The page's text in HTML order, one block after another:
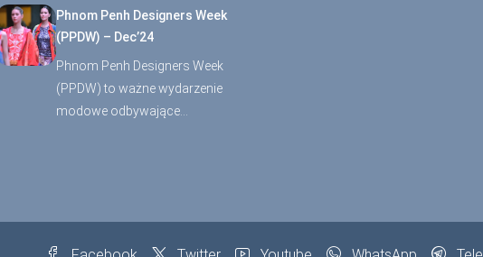
Phnom Penh Designers Week
(PPDW) – Dec’24
Phnom Penh Designers Week
(PPDW) to ważne wydarzenie
modowe odbywające…